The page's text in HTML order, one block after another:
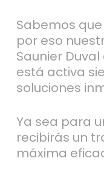
Sabemos
por eso
Saunier
está activa
soluciones
Ya sea para
recibirás un
máxima